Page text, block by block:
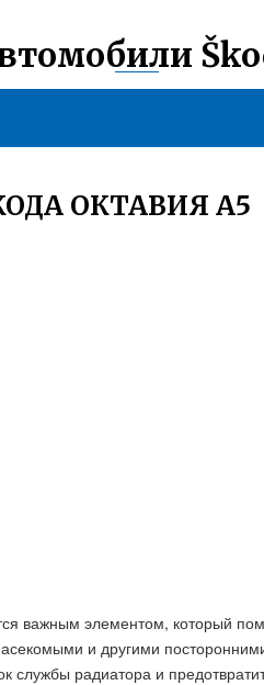
ОКТАВИЯ А5
важным элементом, который
и другими
службы радиатора и